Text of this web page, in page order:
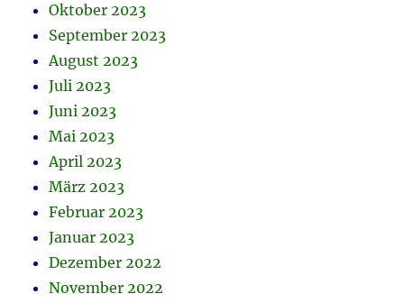
Oktober 2023
September 2023
August 2023
Juli 2023
Juni 2023
Mai 2023
April 2023
März 2023
Februar 2023
Januar 2023
Dezember 2022
November 2022